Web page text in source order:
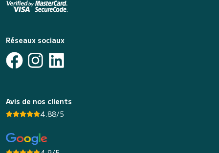
Réseaux sociaux
Avis de nos clients
4.88/5